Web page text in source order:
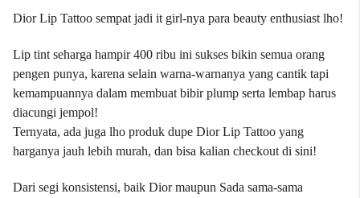
Dior Lip Tattoo sempat jadi it girl-nya para beauty enthusiast lho!
Lip tint seharga hampir 400 ribu ini sukses bikin semua orang
pengen punya, karena selain warna-warnanya yang cantik tapi
kemampuannya dalam membuat bibir plump serta lembap harus
diacungi jempol!
Ternyata, ada juga lho produk dupe Dior Lip Tattoo yang
harganya jauh lebih murah, dan bisa kalian checkout di sini!
Dari segi konsistensi, baik Dior maupun Sada sama-sama